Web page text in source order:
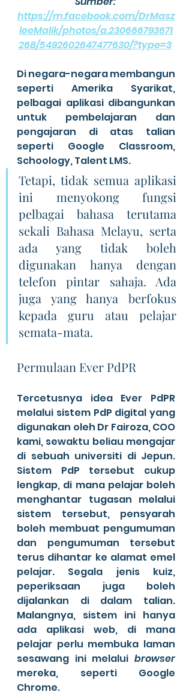
https://m.facebook.com/DrMasz
leeMalik/photos/a.230666793671
268/5492602647477630/?type=3
Di negara-negara membangun
seperti Amerika Syarikat,
pelbagai aplikasi dibangunkan
untuk pembelajaran dan
pengajaran di atas talian
seperti Google Classroom,
Schoology, Talent LMS.
Tetapi, tidak semua aplikasi
ini menyokong fungsi
pelbagai bahasa terutama
sekali Bahasa Melayu, serta
ada yang tidak boleh
digunakan hanya dengan
telefon pintar sahaja. Ada
juga yang hanya berfokus
kepada guru atau pelajar
semata-mata.
Permulaan Ever PdPR
Tercetusnya idea Ever PdPR
melalui sistem PdP digital yang
digunakan oleh Dr Fairoza, COO
kami, sewaktu beliau mengajar
di sebuah universiti di Jepun.
Sistem PdP tersebut cukup
lengkap, di mana pelajar boleh
menghantar tugasan melalui
sistem tersebut, pensyarah
boleh membuat pengumuman
dan pengumuman tersebut
terus dihantar ke alamat emel
pelajar. Segala jenis kuiz,
peperiksaan juga boleh
dijalankan di dalam talian.
Malangnya, sistem ini hanya
ada aplikasi web, di mana
pelajar perlu membuka laman
sesawang ini melalui browser
mereka, seperti Google
Chrome.